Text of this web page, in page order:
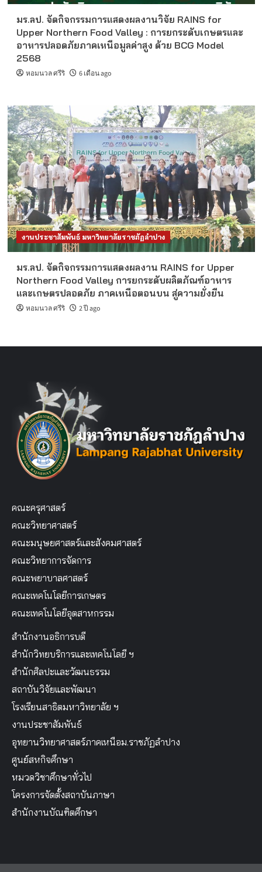
มร.ลป. จัดกิจกรรมการแสดงผลงานวิจัย RAINS for
Upper Northern Food Valley : การยกระดับเกษตรและ
อาหารปลอดภัยภาคเหนือมูลค่าสูง ด้วย BCG Model
2568
หอมนวล ศรีริ 6 เดือน ago
งานประชาสัมพันธ์ มหาวิทยาลัยราชภัฏลำปาง
มร.ลป. จัดกิจกรรมการแสดงผลงาน RAINS for Upper
Northern Food Valley การยกระดับผลิตภัณฑ์อาหาร
และเกษตรปลอดภัย ภาคเหนือตอนบน สู่ความยั่งยืน
หอมนวล ศรีริ 2 ปี ago
คณะครุศาสตร์
คณะวิทยาศาสตร์
คณะมนุษยศาสตร์และสังคมศาสตร์
คณะวิทยาการจัดการ
คณะพยาบาลศาสตร์
คณะเทคโนโลยีการเกษตร
คณะเทคโนโลยีอุตสาหกรรม
สำนักงานอธิการบดี
สำนักวิทยบริการและเทคโนโลยี ฯ
สำนักศิลปะและวัฒนธรรม
สถาบันวิจัยและพัฒนา
โรงเรียนสาธิตมหาวิทยาลัย ฯ
งานประชาสัมพันธ์
อุทยานวิทยาศาสตร์ภาคเหนือม.ราชภัฏลำปาง
ศูนย์สหกิจศึกษา
หมวดวิชาศึกษาทั่วไป
โครงการจัดตั้งสถาบันภาษา
สำนักงานบัณฑิตศึกษา